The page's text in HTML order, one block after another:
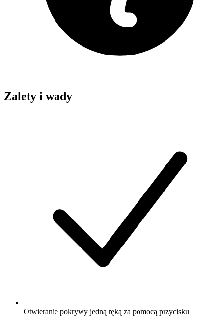
Zalety i wady
Otwieranie pokrywy jedną ręką za pomocą przycisku